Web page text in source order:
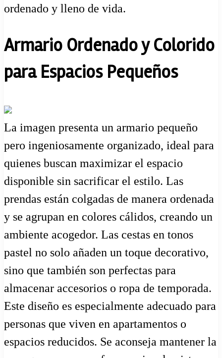
ordenado y lleno de vida.
Armario Ordenado y Colorido
para Espacios Pequeños
La imagen presenta un armario pequeño
pero ingeniosamente organizado, ideal para
quienes buscan maximizar el espacio
disponible sin sacrificar el estilo. Las
prendas están colgadas de manera ordenada
y se agrupan en colores cálidos, creando un
ambiente acogedor. Las cestas en tonos
pastel no solo añaden un toque decorativo,
sino que también son perfectas para
almacenar accesorios o ropa de temporada.
Este diseño es especialmente adecuado para
personas que viven en apartamentos o
espacios reducidos. Se aconseja mantener la